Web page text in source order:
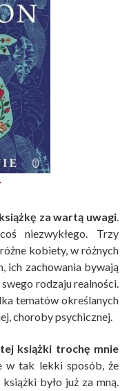
za wartą uwagi.
niezwykłego. Trzy
kobiety, w różnych
ich zachowania bywają
rodzaju realności.
tematów określanych
choroby psychicznej.
książki trochę mnie
w tak lekki sposób, że
książki było już za mną.